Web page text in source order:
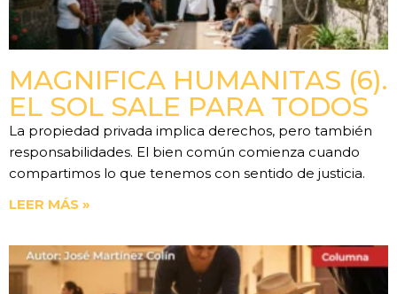
MAGNIFICA HUMANITAS (6).
EL SOL SALE PARA TODOS
La propiedad privada implica derechos, pero también
responsabilidades. El bien común comienza cuando
compartimos lo que tenemos con sentido de justicia.
LEER MÁS »